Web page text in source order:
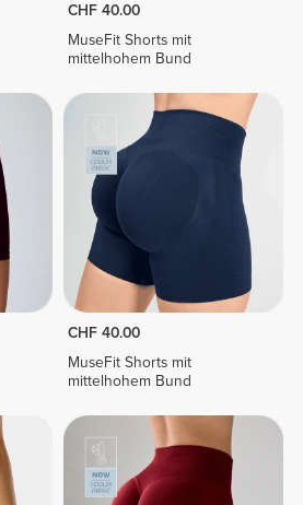
CHF 40.00
MuseFit Shorts mit
mittelhohem Bund
CHF 40.00
MuseFit Shorts mit
mittelhohem Bund